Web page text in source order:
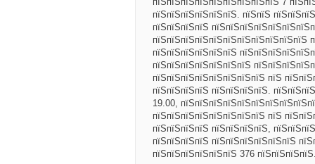
пїЅпїЅпїЅпїЅпїЅпїЅ. пїЅпїЅ
пїЅпїЅпїЅпїЅ
пїЅпїЅпїЅпїЅпїЅпїЅпїЅпїЅпїЅпїЅпїЅ
пїЅпїЅпїЅпїЅпїЅпїЅ
пїЅпїЅпїЅпїЅпїЅпїЅпїЅ
пїЅпїЅпїЅпїЅпїЅпїЅпїЅпїЅ пїЅ
пїЅпїЅпїЅпїЅ пїЅпїЅпїЅпїЅ.
19.00,
пїЅпїЅпїЅпїЅпїЅпїЅпїЅпїЅ пїЅ
пїЅпїЅпїЅпїЅ пїЅпїЅпїЅпїЅ,
пїЅпїЅпїЅпїЅ пїЅпїЅпїЅпїЅпїЅпїЅ
пїЅпїЅпїЅпїЅпїЅпїЅ 376 пїЅпїЅпїЅпїЅ.